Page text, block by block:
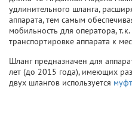
удлинительного шланга,
аппарата, тем самым
мобильность для оператора,
транспортировке аппарата к
Шланг предназначен для
лет (до 2015 года), имеющих
двух шлангов используется